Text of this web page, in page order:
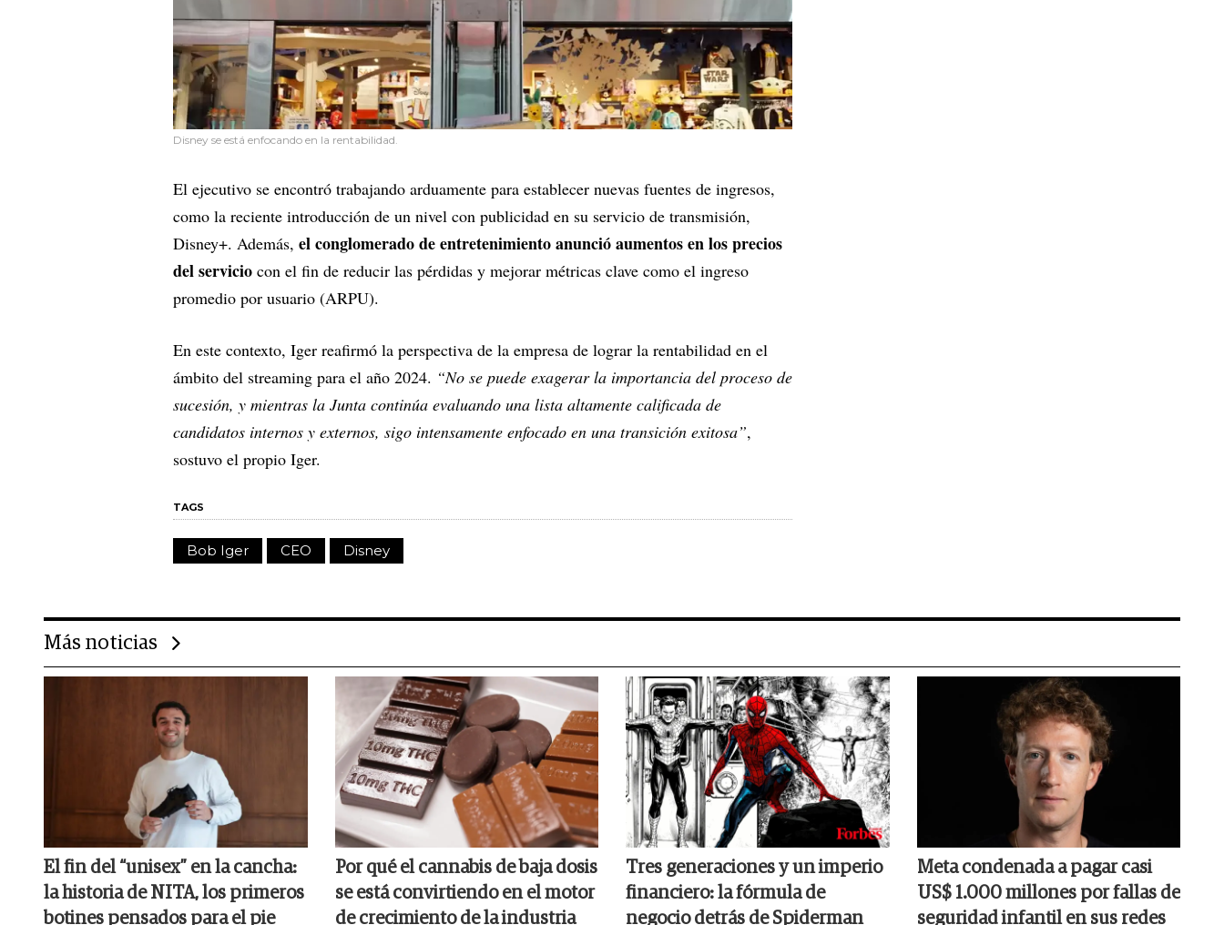
Disney se está enfocando en la rentabilidad.
El ejecutivo se encontró trabajando arduamente para establecer nuevas fuentes de ingresos,
como la reciente introducción de un nivel con publicidad en su servicio de transmisión,
Disney+. Además, el conglomerado de entretenimiento anunció aumentos en los precios
del servicio con el fin de reducir las pérdidas y mejorar métricas clave como el ingreso
promedio por usuario (ARPU).
En este contexto, Iger reafirmó la perspectiva de la empresa de lograr la rentabilidad en el
ámbito del streaming para el año 2024. “No se puede exagerar la importancia del proceso de
sucesión, y mientras la Junta continúa evaluando una lista altamente calificada de
candidatos internos y externos, sigo intensamente enfocado en una transición exitosa”,
sostuvo el propio Iger.
TAGS
Bob Iger CEO Disney
Más noticias
El fin del “unisex” en la cancha:
la historia de NITA, los primeros
botines pensados para el pie
Por qué el cannabis de baja dosis
se está convirtiendo en el motor
de crecimiento de la industria
Tres generaciones y un imperio
financiero: la fórmula de
negocio detrás de Spiderman
Meta condenada a pagar casi
US$ 1.000 millones por fallas de
seguridad infantil en sus redes